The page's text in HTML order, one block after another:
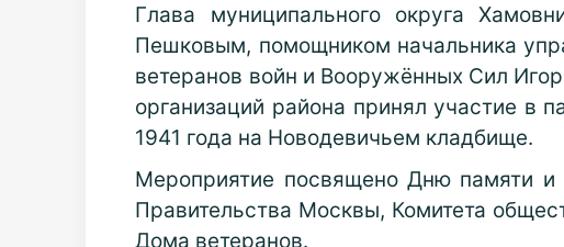
Глава муниципального округа
Пешковым, помощником начальника
ветеранов войн и Вооружённых Сил
организаций района принял участие в
1941 года на Новодевичьем кладбище.
Мероприятие посвящено Дню памяти
Правительства Москвы, Комитета
Дома ветеранов.